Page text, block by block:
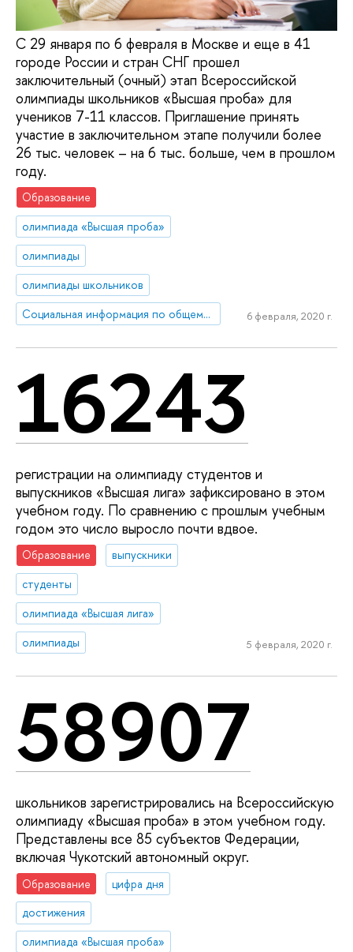
С 29 января по 6 февраля в Москве и еще в 41
городе России и стран СНГ прошел
заключительный (очный) этап Всероссийской
олимпиады школьников «Высшая проба» для
учеников 7-11 классов. Приглашение принять
участие в заключительном этапе получили более
26 тыс. человек – на 6 тыс. больше, чем в прошлом
году.
Образование
олимпиада «Высшая проба»
олимпиады
олимпиады школьников
Социальная информация по общему образованию
6 февраля, 2020 г.
16243
регистрации на олимпиаду студентов и
выпускников «Высшая лига» зафиксировано в этом
учебном году. По сравнению с прошлым учебным
годом это число выросло почти вдвое.
Образование
выпускники
студенты
олимпиада «Высшая лига»
олимпиады
5 февраля, 2020 г.
58907
школьников зарегистрировались на Всероссийскую
олимпиаду «Высшая проба» в этом учебном году.
Представлены все 85 субъектов Федерации,
включая Чукотский автономный округ.
Образование
цифра дня
достижения
олимпиада «Высшая проба»